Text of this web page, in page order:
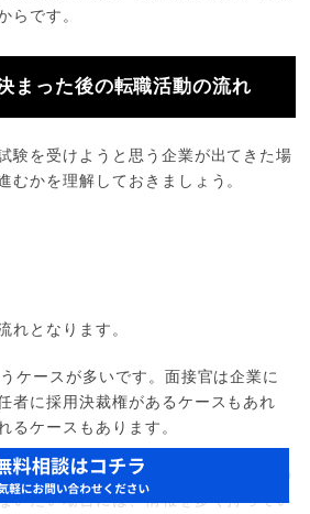
らです。
まった後の転職活動の流れ
験を受けようと思う企業が出てきた場
むかを理解しておきましょう。
れとなります。
ケースが多いです。面接官は企業に
者に採用決裁権があるケースもあれ
るケースもあります。
して対策がおこなえるとベストですの
いたい場合には、情報を多く持ってい